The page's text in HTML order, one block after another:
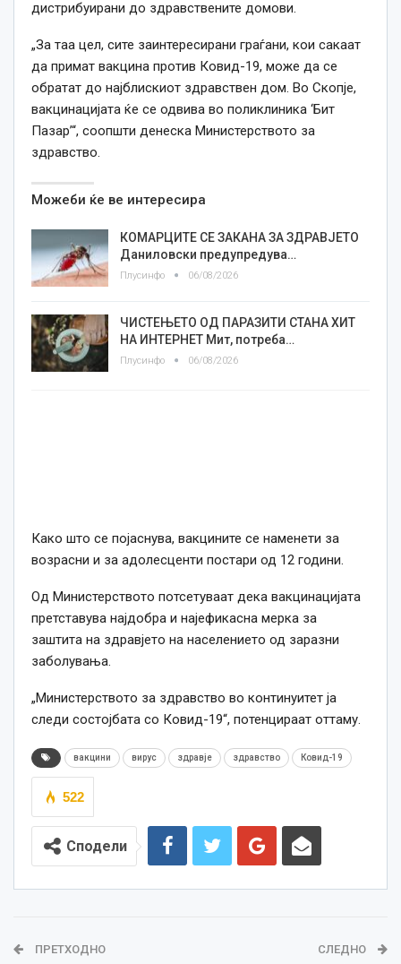
дистрибуирани до здравствените домови.
„За таа цел, сите заинтересирани граѓани, кои сакаат
да примат вакцина против Ковид-19, може да се
обратат до најблискиот здравствен дом. Во Скопје,
вакцинацијата ќе се одвива во поликлиника ‘Бит
Пазар’“, соопшти денеска Министерството за
здравство.
Можеби ќе ве интересира
КОМАРЦИТЕ СЕ ЗАКАНА ЗА ЗДРАВЈЕТО
Даниловски предупредува…
Плусинфо 06/08/2026
ЧИСТЕЊЕТО ОД ПАРАЗИТИ СТАНА ХИТ
НА ИНТЕРНЕТ Мит, потреба…
Плусинфо 06/08/2026
Како што се појаснува, вакцините се наменети за
возрасни и за адолесценти постари од 12 години.
Од Министерството потсетуваат дека вакцинацијата
претставува најдобра и најефикасна мерка за
заштита на здравјето на населението од заразни
заболувања.
„Министерството за здравство во континуитет ја
следи состојбата со Ковид-19“, потенцираат оттаму.
вакцини вирус здравје здравство Ковид-19
522
Сподели
ПРЕТХОДНО СЛЕДНО